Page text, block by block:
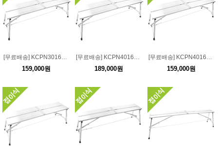
[무료배송] KCPN30160-3 강화용 접이식 고급 도배사다리폭:30 길이:160 높이:100-120
159,000원
[무료배송] KCPN40160-3 강화용 접이식 고급 도배사다리폭:40 길이:160 높이:100-120
189,000원
[무료배송] KCPN40160 강화용 접이식 고급 도배사다리폭:40 길이:160 높이:55-75
159,000원